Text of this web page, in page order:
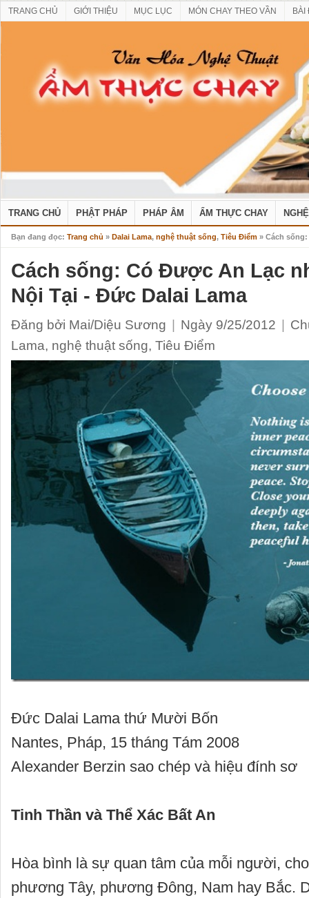
TRANG CHỦ GIỚI THIỆU MỤC LỤC MÓN CHAY THEO VẦN BÀI
TRANG CHỦ PHẬT PHÁP PHÁP ÂM ẨM THỰC CHAY
Bạn đang đọc: Trang chủ » Dalai Lama, nghệ thuật sống, Tiêu Điểm » Cách
Cách sống: Có Được An Lạc
Nội Tại - Đức Dalai Lama
Đăng bởi Mai/Diệu Sương Ngày 9/25/2012
Lama, nghệ thuật sống, Tiêu Điểm
Đức Dalai Lama thứ Mười Bốn
Nantes, Pháp, 15 tháng Tám 2008
Alexander Berzin sao chép và hiệu đính sơ
Tinh Thần và Thể Xác Bất An
Hòa bình là sự quan tâm của mỗi người,
phương Tây, phương Đông, Nam hay Bắc.